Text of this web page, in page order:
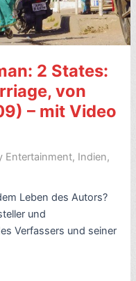
2 States:
von
– mit Video
Entertainment, Indien,
Leben des Autors?
und
Verfassers und seiner